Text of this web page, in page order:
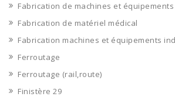
Fabrication de machines et
Fabrication de matériel médical
Fabrication machines et équipements
Ferroutage
Ferroutage (rail,route)
Finistère 29